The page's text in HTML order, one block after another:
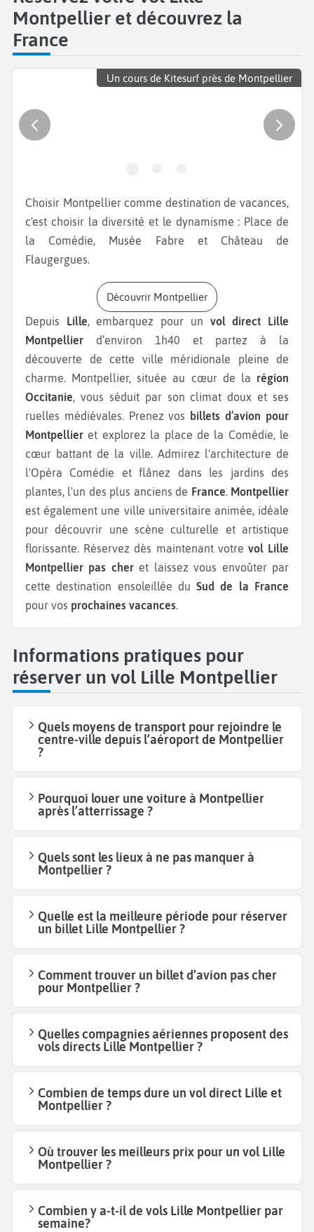
Montpellier et découvrez la
France
Un cours de Kitesurf près de Montpellier
Choisir Montpellier comme destination de vacances,
c'est choisir la diversité et le dynamisme : Place de
la Comédie, Musée Fabre et Château de
Flaugergues.
Découvrir Montpellier
Depuis Lille, embarquez pour un vol direct Lille
Montpellier d’environ 1h40 et partez à la
découverte de cette ville méridionale pleine de
charme. Montpellier, située au cœur de la région
Occitanie, vous séduit par son climat doux et ses
ruelles médiévales. Prenez vos billets d’avion pour
Montpellier et explorez la place de la Comédie, le
cœur battant de la ville. Admirez l'architecture de
l'Opéra Comédie et flânez dans les jardins des
plantes, l'un des plus anciens de France. Montpellier
est également une ville universitaire animée, idéale
pour découvrir une scène culturelle et artistique
florissante. Réservez dès maintenant votre vol Lille
Montpellier pas cher et laissez vous envoûter par
cette destination ensoleillée duSud de la France
pour vos prochaines vacances.
Informations pratiques pour
réserver un vol Lille Montpellier
Quels moyens de transport pour rejoindre le
centre-ville depuis l’aéroport de Montpellier
?
Pourquoi louer une voiture à Montpellier
après l’atterrissage ?
Quels sont les lieux à ne pas manquer à
Montpellier ?
Quelle est la meilleure période pour réserver
un billet Lille Montpellier ?
Comment trouver un billet d’avion pas cher
pour Montpellier ?
Quelles compagnies aériennes proposent des
vols directs Lille Montpellier ?
Combien de temps dure un vol direct Lille et
Montpellier ?
Où trouver les meilleurs prix pour un vol Lille
Montpellier ?
Combien y a-t-il de vols Lille Montpellier par
semaine?